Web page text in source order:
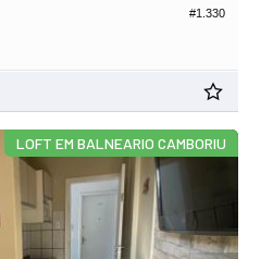
#1.330
LOFT EM BALNEARIO CAMBORIU